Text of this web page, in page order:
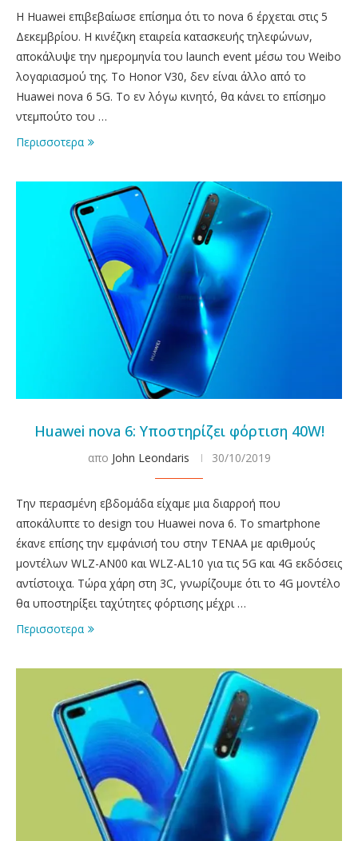
Η Huawei επιβεβαίωσε επίσημα ότι το nova 6 έρχεται στις 5
Δεκεμβρίου. Η κινέζικη εταιρεία κατασκευής τηλεφώνων,
αποκάλυψε την ημερομηνία του launch event μέσω του Weibo
λογαριασμού της. Το Honor V30, δεν είναι άλλο από το
Huawei nova 6 5G. Το εν λόγω κινητό, θα κάνει το επίσημο
ντεμπούτο του …
Περισσοτερα
Huawei nova 6: Υποστηρίζει φόρτιση 40W!
απο John Leondaris 30/10/2019
Την περασμένη εβδομάδα είχαμε μια διαρροή που
αποκάλυπτε το design του Huawei nova 6. Το smartphone
έκανε επίσης την εμφάνισή του στην TENAA με αριθμούς
μοντέλων WLZ-AN00 και WLZ-AL10 για τις 5G και 4G εκδόσεις
αντίστοιχα. Τώρα χάρη στη 3C, γνωρίζουμε ότι το 4G μοντέλο
θα υποστηρίξει ταχύτητες φόρτισης μέχρι …
Περισσοτερα